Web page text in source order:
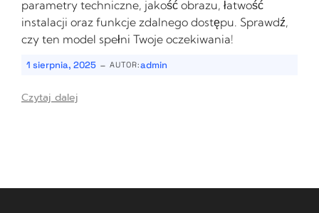
parametry techniczne, jakość obrazu, łatwość
instalacji oraz funkcje zdalnego dostępu. Sprawdź,
czy ten model spełni Twoje oczekiwania!
1 sierpnia, 2025 - AUTOR:admin
Czytaj dalej